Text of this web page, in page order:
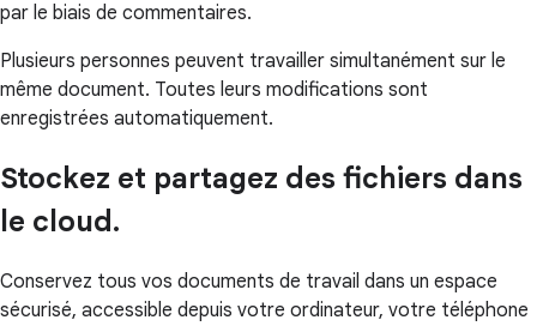
par le biais de commentaires.
Plusieurs personnes peuvent travailler simultanément sur le
même document. Toutes leurs modifications sont
enregistrées automatiquement.
Stockez et partagez des fichiers dans
le cloud.
Conservez tous vos documents de travail dans un espace
sécurisé, accessible depuis votre ordinateur, votre téléphone